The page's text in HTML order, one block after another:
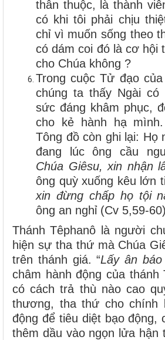
thân thuộc, là thành
có khi tôi phải chịu
chỉ vì muốn sống theo
có dám coi đó là cơ hội
cho Chúa không ?
Trong cuộc Tử đạo
chúng ta thấy Ngài
sức đáng khâm phục,
cho kẻ hành hạ
Tông đồ còn ghi lại: Họ
đang lúc ông cầu
Chúa Giêsu, xin nhận
ông quỳ xuống kêu lớn
xin đừng chấp họ tội
ông an nghỉ (Cv 5,59-
Thánh Têphanô là người
hiện sự tha thứ mà Chúa
trên thánh giá. “Lấy ân báo
châm hành động của thánh
có cách trả thù nào cao
thương, tha thứ cho chính
động để tiêu diệt bạo động,
thêm dầu vào ngọn lửa hận